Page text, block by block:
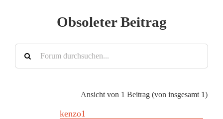
Obsoleter Beitrag
Ansicht von 1 Beitrag (von insgesamt 1)
kenzo1